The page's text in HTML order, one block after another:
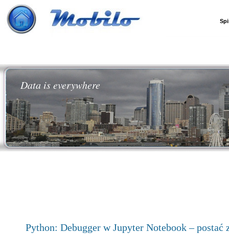
Data is everywhere
Python: Debugger w Jupyter Notebook – postać